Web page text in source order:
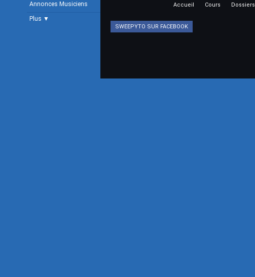
Annonces Musiciens
Plus ▼
Accueil Cours Dossiers
SWEEPYTO SUR FACEBOOK